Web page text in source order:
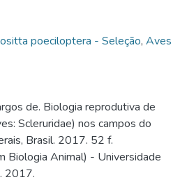
poeciloptera - Seleção, Aves
de. Biologia reprodutiva de
Scleruridae) nos campos do
Brasil. 2017. 52 f.
Biologia Animal) - Universidade
2017.